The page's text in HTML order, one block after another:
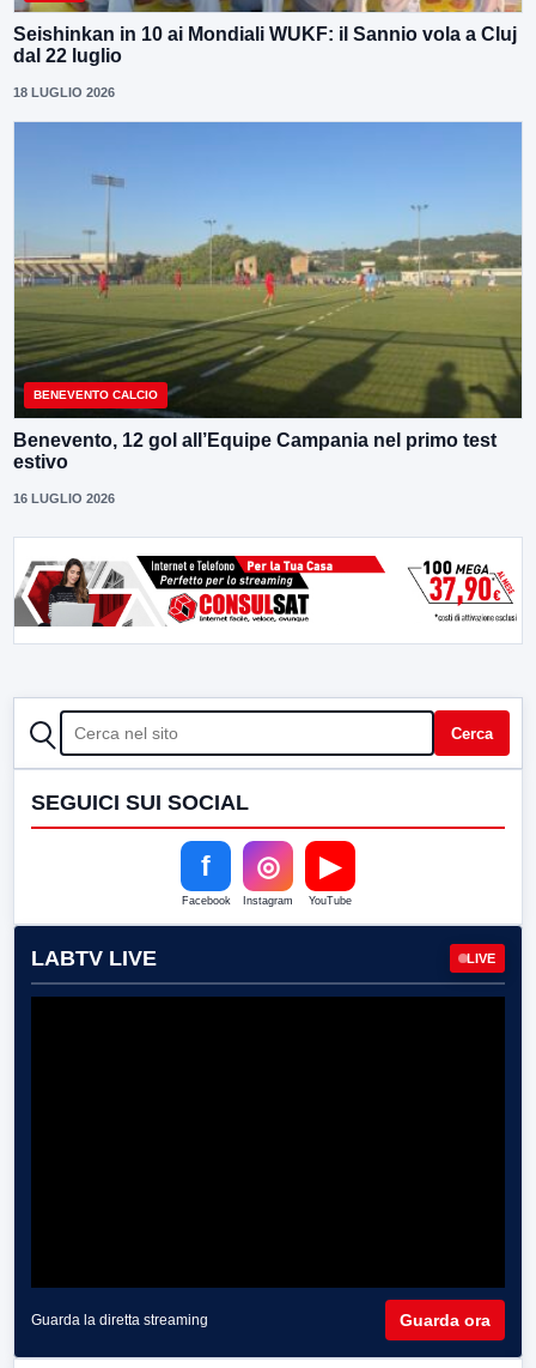
Seishinkan in 10 ai Mondiali WUKF: il Sannio vola a Cluj
dal 22 luglio
18 LUGLIO 2026
BENEVENTO CALCIO
Benevento, 12 gol all’Equipe Campania nel primo test
estivo
16 LUGLIO 2026
CERCA Cerca
SEGUICI SUI SOCIAL
f
Facebook
◎
Instagram
▶
YouTube
LABTV LIVE LIVE
Guarda la diretta streaming Guarda ora